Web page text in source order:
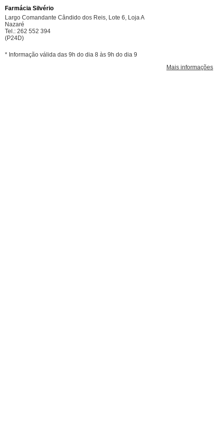
Farmácia Silvério
Largo Comandante Cândido dos Reis, Lote 6, Loja A
Nazaré
Tel.: 262 552 394
(P24D)
* Informação válida das 9h do dia 8 às 9h do dia 9
Mais informações